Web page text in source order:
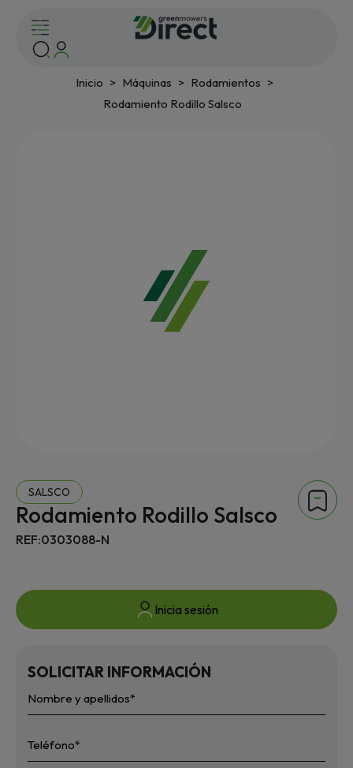
Inicio Máquinas
Rodamientos
Rodamiento Rodillo Salsco
SALSCO
Rodamiento Rodillo Salsco
REF:0303088-N
Inicia sesión
SOLICITAR INFORMACIÓN